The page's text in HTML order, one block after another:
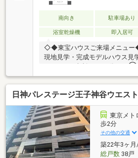
十条銀座通り店…徒歩2分・明理
分・東十条郵便局…徒歩5分・
南向き 駐車場あり
浴室乾燥機
即入居可
◇◆東宝ハウスご来場メニュ
現地見学・完成モデルハウス見
ローンのご相談：（30分～）③
（15分～）～【今のお客様のご
い】～◆新しいお家で○○○を叶
住居費って自分達はいくらなら
重ねてもずっと安心して暮ら
はしたいけど、手続きとか税金
も大きい反面、悩みや不安も多
と一緒にたくさん悩んできた私
でも良いアドバイスができたら
ご相談ください。
日神パレステージ王子神谷ウエス
東京メト
歩2分
その他の交通
築22年3ヶ
総戸数38戸